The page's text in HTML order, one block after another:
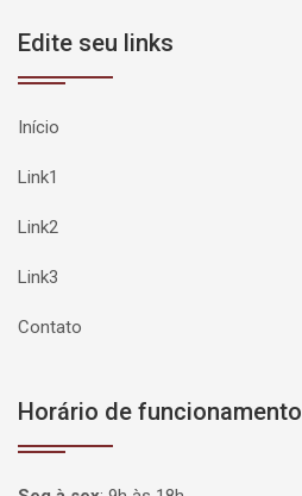
Edite seu links
Início
Link1
Link2
Link3
Contato
Horário de funcionamento